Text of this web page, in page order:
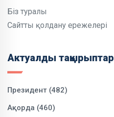
Біз туралы
Сайтты қолдану ережелері
Актуалды тақырыптар
Президент (482)
Ақорда (460)